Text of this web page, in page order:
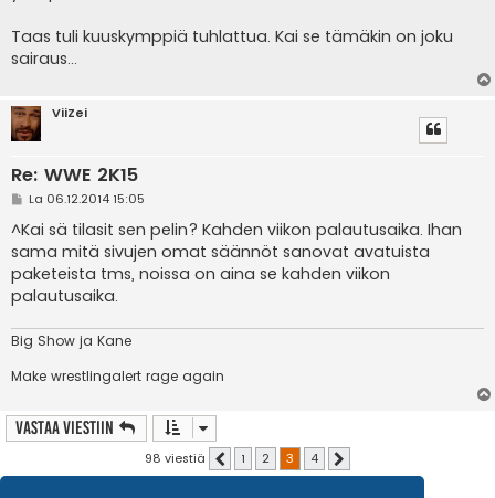
Taas tuli kuuskymppiä tuhlattua. Kai se tämäkin on joku
sairaus...
ViiZei
Re: WWE 2K15
V
e
s
t
i
La 06.12.2014 15:05
^Kai sä tilasit sen pelin? Kahden viikon palautusaika. Ihan
sama mitä sivujen omat säännöt sanovat avatuista
paketeista tms, noissa on aina se kahden viikon
palautusaika.
Big Show ja Kane
Make wrestlingalert rage again
Vastaa Viestiin
98 viestiä Edellinen
1 2 3 4